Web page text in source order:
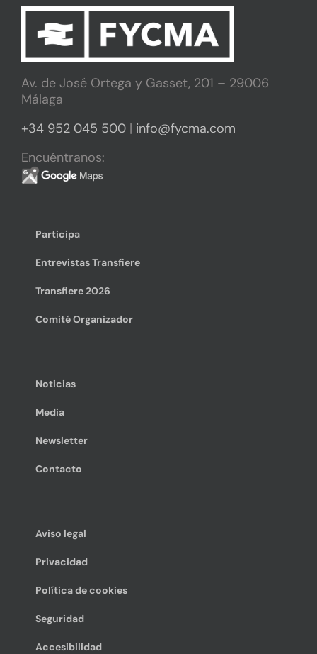
Av. de José Ortega y Gasset, 201 – 29006
Málaga
+34 952 045 500 | info@fycma.com
Encuéntranos:
Participa
Entrevistas Transfiere
Transfiere 2026
Comité Organizador
Noticias
Media
Newsletter
Contacto
Aviso legal
Privacidad
Política de cookies
Seguridad
Accesibilidad